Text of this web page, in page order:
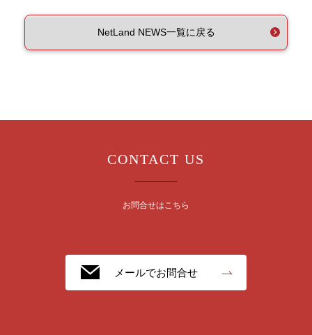
NetLand NEWS一覧に戻る
CONTACT US
お問合せはこちら
メールでお問合せ